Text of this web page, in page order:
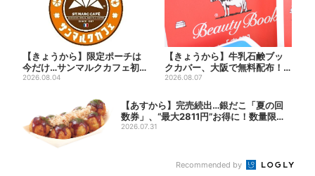
【きょうから】限定ポーチは
今だけ…サンマルクカフェ初の
「夏福袋」、実質無料でレア...
2026.08.04
【きょうから】牛乳石鹸ブッ
クカバー、大阪で無料配布！
先着1000名に「牛のカー...
2026.08.07
【あすから】完売続出…銀だこ「夏の回
数券」、“最大2811円”お得に！数量限定
で
2026.07.31
Recommended by